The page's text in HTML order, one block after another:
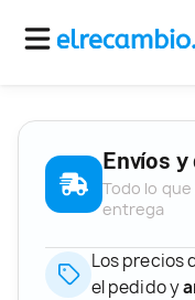
Envíos
Todo lo
entrega
Los precios
el pedido y